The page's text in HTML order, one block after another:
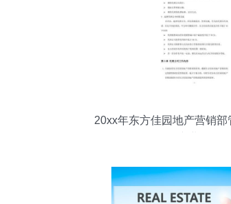
20xx年东方佳园地产营销部